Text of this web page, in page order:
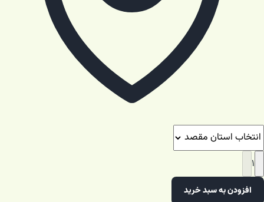
۱
افزودن به سبد خرید